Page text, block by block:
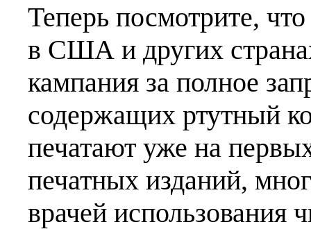
Теперь посмотрите,
в США и других
кампания за полное
содержащих ртутный
печатают уже на
печатных изданий,
врачей использования